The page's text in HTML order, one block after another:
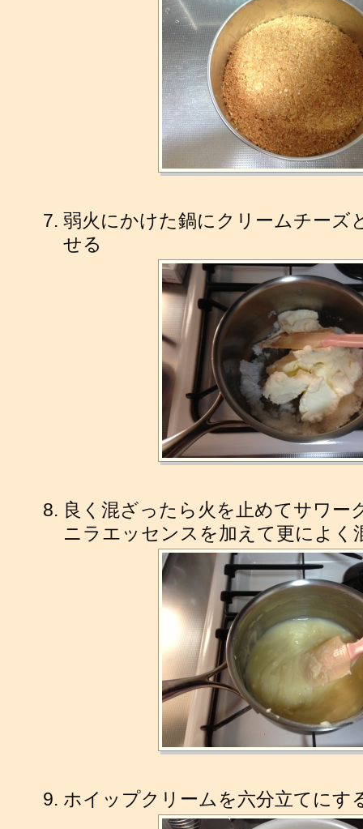
弱火にかけた鍋にクリームチーズ
せる
良く混ざったら火を止めてサワー
ニラエッセンスを加えて更によく
ホイップクリームを六分立てにす